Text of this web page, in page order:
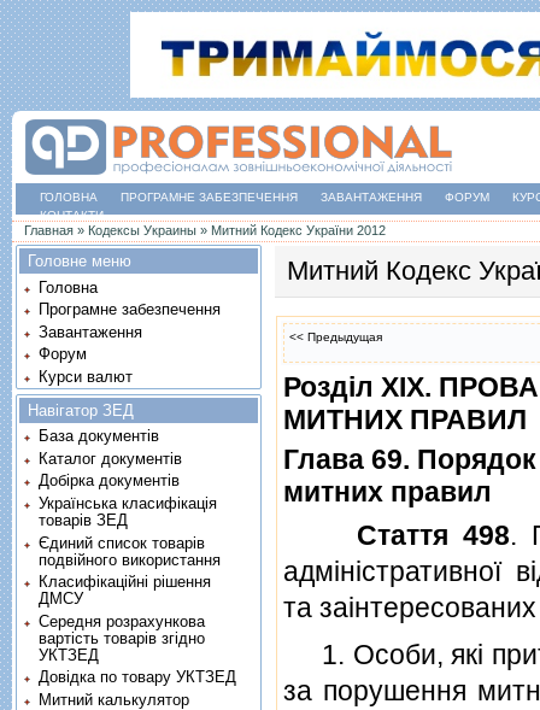
ГОЛОВНА ПРОГРАМНЕ ЗАБЕЗПЕЧЕННЯ ЗАВАНТАЖЕННЯ ФОРУМ
КОНТАКТИ
Ви є тут
Главная » Кодексы Украины » Митний Кодекс України 2012
Митний Кодекс
<< Предыдущая
Роздiл XIX.
МИТНИХ ПРАВИЛ
Глава 69.
митних правил
Стаття 498.
адмiнiстративної
та
1. Особи, якi
за порушення
Головне меню
Головна
Програмне забезпечення
Завантаження
Форум
Курси валют
Навігатор ЗЕД
База документів
Каталог документів
Добірка документів
Українська класифікація
товарів ЗЕД
Єдиний список товарів
подвійного використання
Класифікаційні рішення
ДМСУ
Середня розрахункова
вартість товарів згідно
УКТЗЕД
Довідка по товару УКТЗЕД
Митний калькулятор